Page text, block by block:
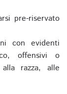
pre-riservato
con evidenti
offensivi o
razza, alle